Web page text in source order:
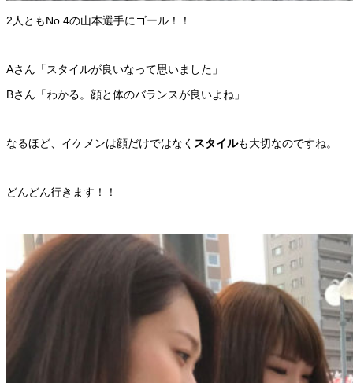
2人ともNo.4の山本選手にゴール！！
Aさん「スタイルが良いなって思いました」
Bさん「わかる。顔と体のバランスが良いよね」
なるほど、イケメンは顔だけではなく スタイルも大切なのですね。
どんどん行きます！！